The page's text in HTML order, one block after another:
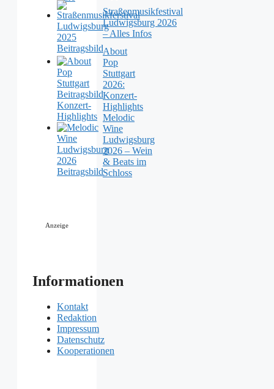
Straßenmusikfestival
Ludwigsburg 2026
– Alles Infos
About
Pop
Stuttgart
2026:
Konzert-
Highlights
Melodic
Wine
Ludwigsburg
2026 – Wein
& Beats im
Schloss
Anzeige
Informationen
Kontakt
Redaktion
Impressum
Datenschutz
Kooperationen